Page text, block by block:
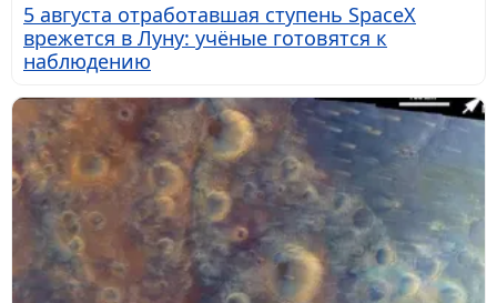
5 августа отработавшая ступень SpaceX
врежется в Луну: учёные готовятся к
наблюдению